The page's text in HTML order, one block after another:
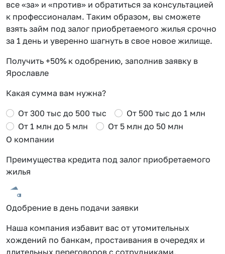
все «за» и «против» и обратиться за консультацией
к профессионалам. Таким образом, вы сможете
взять займ под залог приобретаемого жилья срочно
за 1 день и уверенно шагнуть в свое новое жилище.
Получить +50% к одобрению, заполнив заявку в
Ярославле
Какая сумма вам нужна?
От 300 тыс до 500 тыс
От 500 тыс до 1 млн
От 1 млн до 5 млн
От 5 млн до 50 млн
О компании
Преимущества кредита под залог приобретаемого
жилья
Одобрение в день подачи заявки
Наша компания избавит вас от утомительных
хождений по банкам, простаивания в очередях и
длительных переговоров с сотрудниками.